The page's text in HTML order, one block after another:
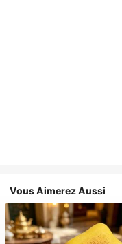
Vous Aimerez Aussi